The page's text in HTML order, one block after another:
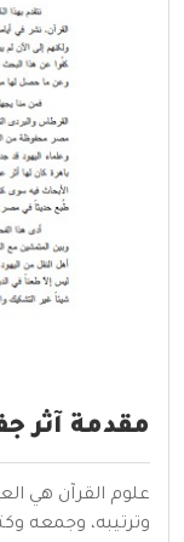
مقدمة آثر
علوم القرآن هي
وترتيبه، وجمعه